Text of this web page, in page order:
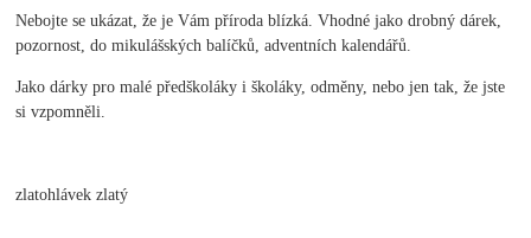
Nebojte se ukázat, že je Vám příroda blízká. Vhodné jako drobný dárek,
pozornost, do mikulášských balíčků, adventních kalendářů.
Jako dárky pro malé předškoláky i školáky, odměny, nebo jen tak, že jste
si vzpomněli.
zlatohlávek zlatý